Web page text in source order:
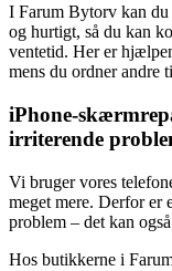
I Farum Bytorv kan
og hurtigt, så du kan
ventetid. Her er
mens du ordner andre
iPhone-
irriterende
Vi bruger vores
meget mere. Derfor er
problem – det kan
Hos butikkerne i